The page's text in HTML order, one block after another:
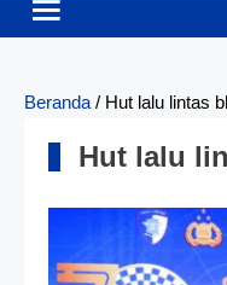
Beranda / Hut lalu lintas
Hut lalu